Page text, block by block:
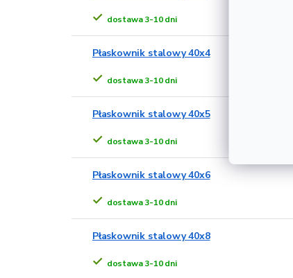
dostawa 3-10 dni
Płaskownik stalowy 40x4
dostawa 3-10 dni
Płaskownik stalowy 40x5
dostawa 3-10 dni
Płaskownik stalowy 40x6
dostawa 3-10 dni
Płaskownik stalowy 40x8
dostawa 3-10 dni